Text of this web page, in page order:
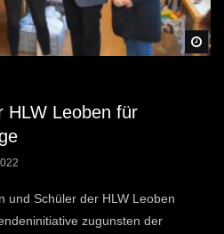
HLW Leoben für
und Schüler der HLW Leoben
zugunsten der